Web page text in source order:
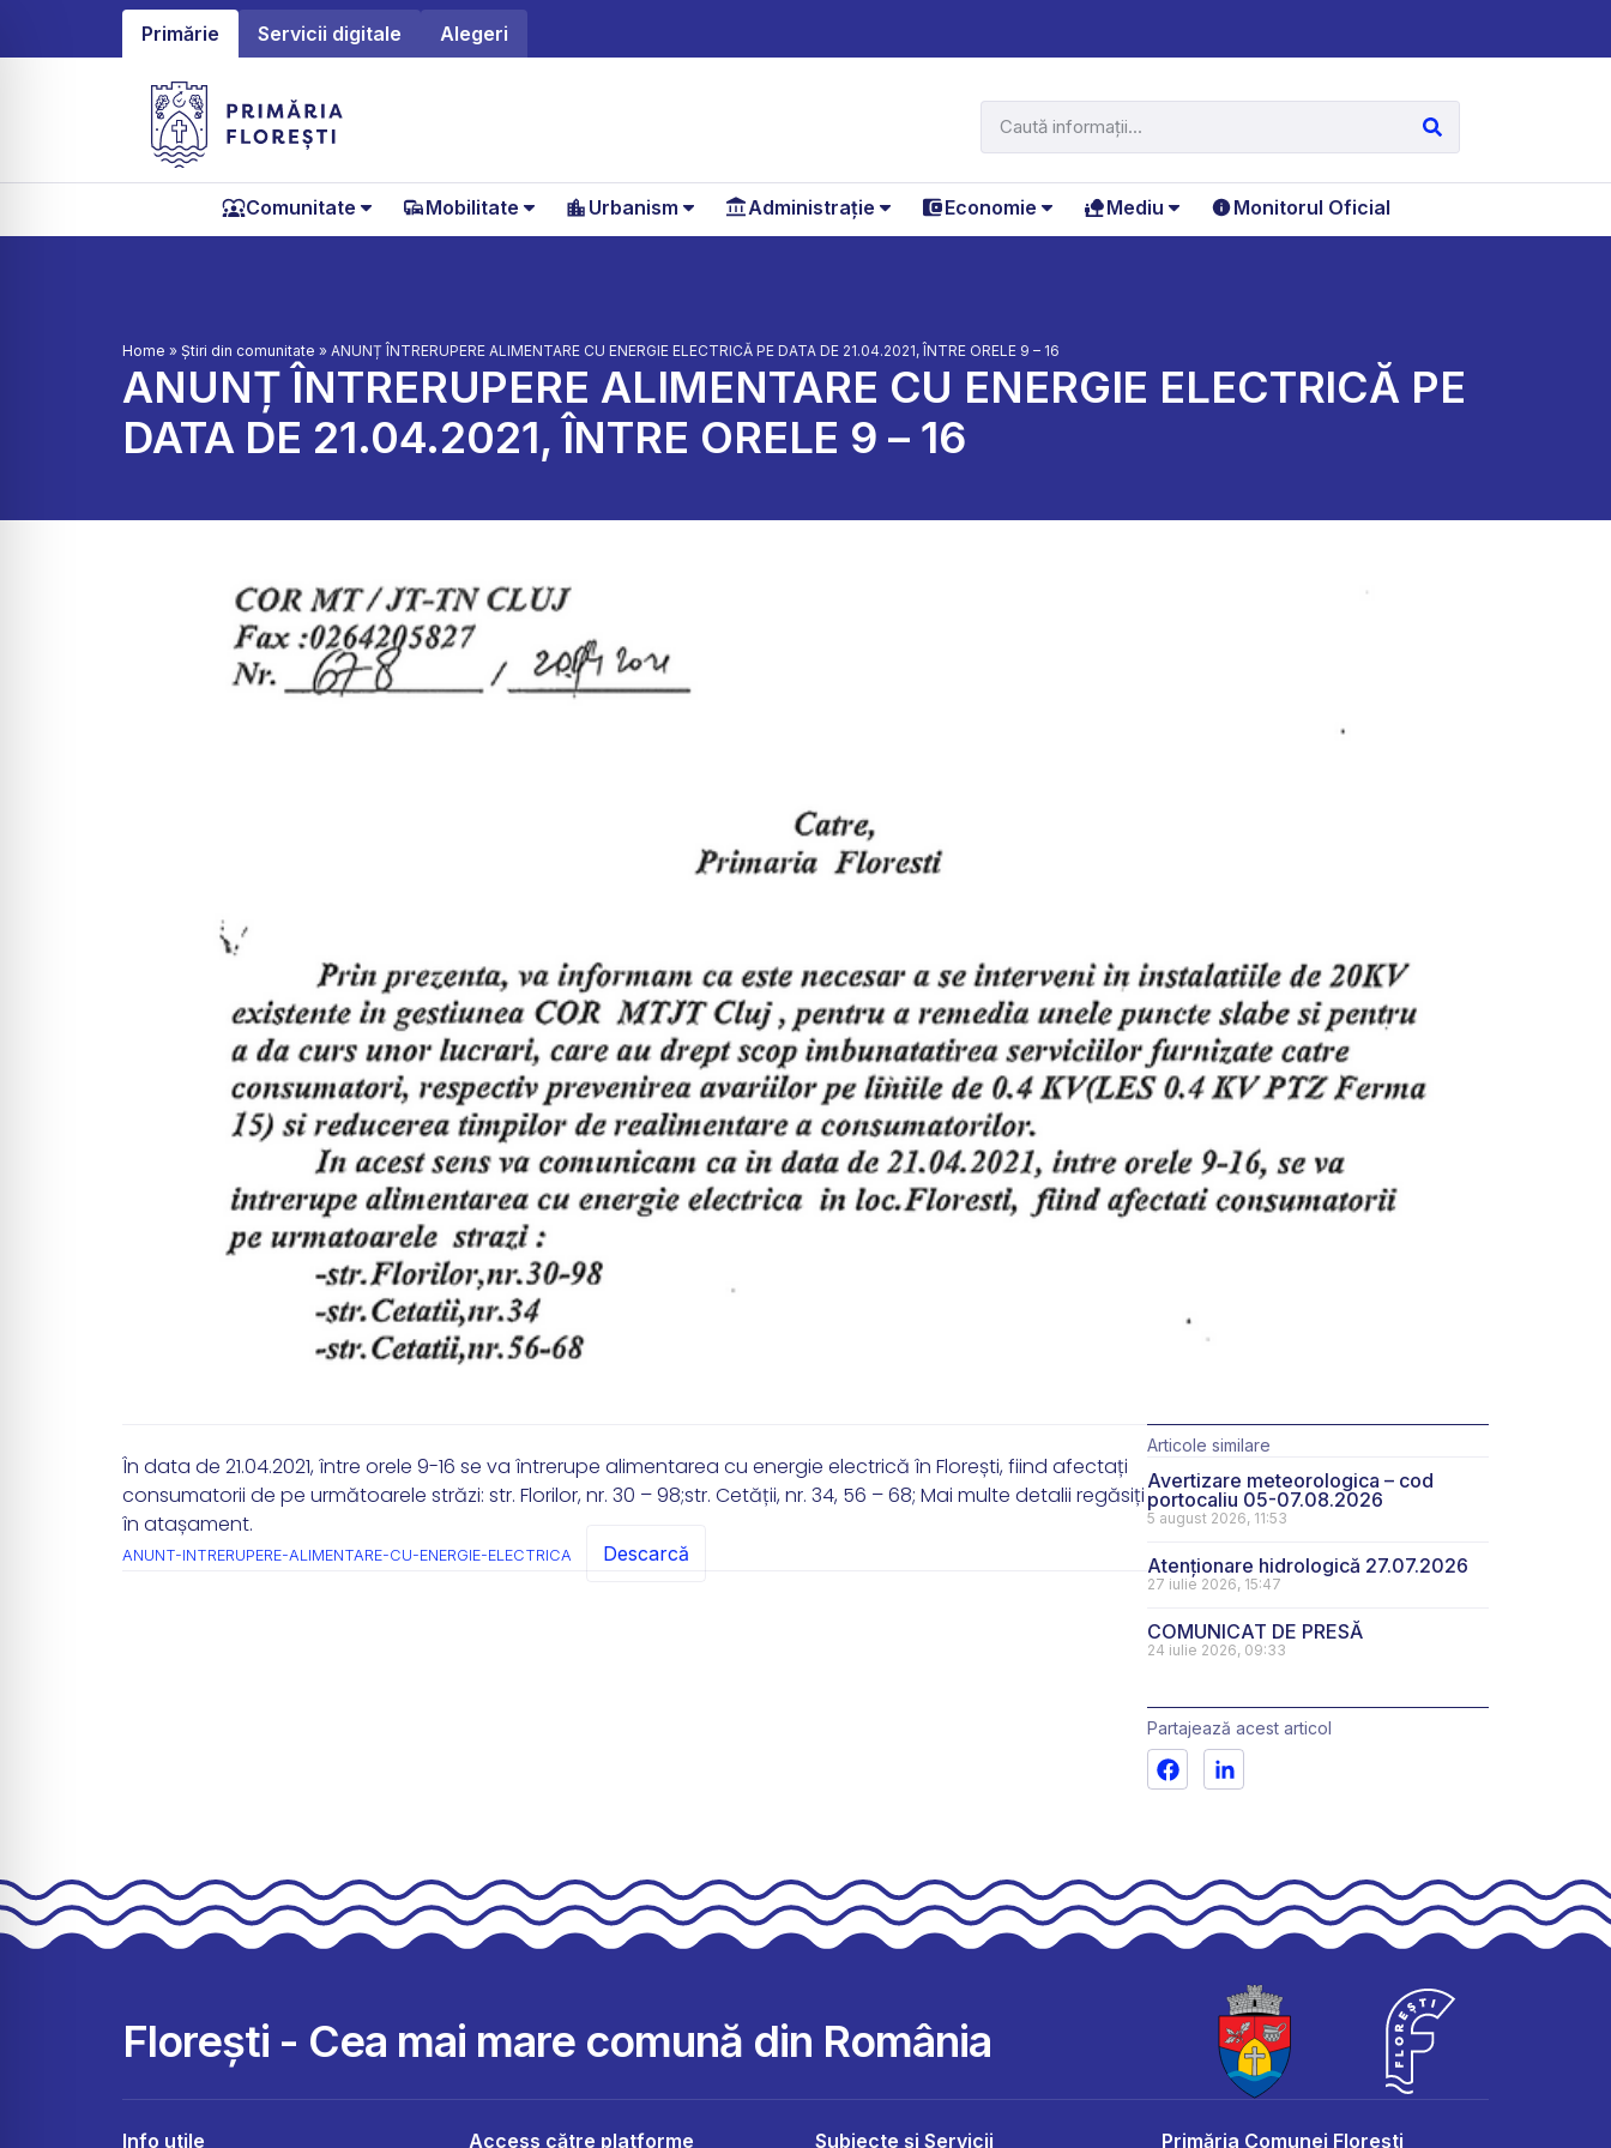
Primărie Servicii digitale Alegeri
Comunitate Mobilitate Urbanism Administrație Economie Mediu Monitorul Oficial
Home » Știri din comunitate » ANUNȚ ÎNTRERUPERE ALIMENTARE CU ENERGIE ELECTRICĂ PE DATA DE 21.04.2021, ÎNTRE ORELE 9 – 16
ANUNȚ ÎNTRERUPERE ALIMENTARE CU ENERGIE ELECTRICĂ PE
DATA DE 21.04.2021, ÎNTRE ORELE 9 – 16
În data de 21.04.2021, între orele 9-16 se va întrerupe alimentarea cu energie electrică în Florești, fiind afectați
consumatorii de pe următoarele străzi: str. Florilor, nr. 30 – 98;str. Cetății, nr. 34, 56 – 68; Mai multe detalii regăsiți
în atașament.
ANUNT-INTRERUPERE-ALIMENTARE-CU-ENERGIE-ELECTRICA Descarcă
Articole similare
Avertizare meteorologica – cod
portocaliu 05-07.08.2026
5 august 2026, 11:53
Atenționare hidrologică 27.07.2026
27 iulie 2026, 15:47
COMUNICAT DE PRESĂ
24 iulie 2026, 09:33
Partajează acest articol
Florești - Cea mai mare comună din România
Info utile Access către platforme Subiecte și Servicii Primăria Comunei Florești